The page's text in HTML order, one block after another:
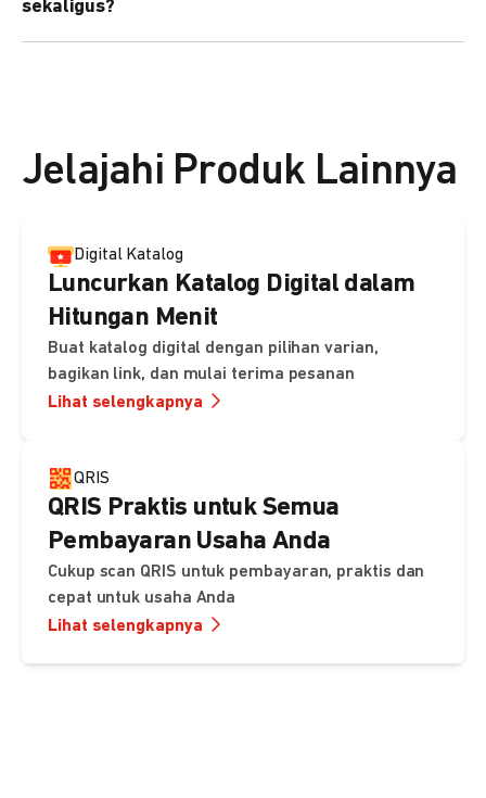
kebutuhan Anda.
sekaligus?
Jelajahi Produk Lainnya
Digital Katalog
Luncurkan Katalog Digital dalam
Hitungan Menit
Buat katalog digital dengan pilihan varian,
bagikan link, dan mulai terima pesanan
Lihat selengkapnya
QRIS
QRIS Praktis untuk Semua
Pembayaran Usaha Anda
Cukup scan QRIS untuk pembayaran, praktis dan
cepat untuk usaha Anda
Lihat selengkapnya